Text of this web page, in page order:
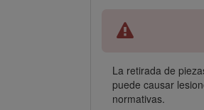
La retirada de
puede causar
normativas.